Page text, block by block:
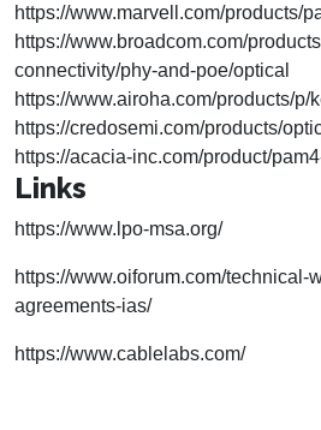
https://www.marvell.com/products/
https://www.broadcom.com/
connectivity/phy-and-poe/optical
https://www.airoha.com/products/p/
https://credosemi.com/products/
https://acacia-inc.com/product/
Links
https://www.lpo-msa.org/
https://www.oiforum.com/technical-
agreements-ias/
https://www.cablelabs.com/